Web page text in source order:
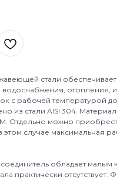
стали
водоснабжения, отопления,
с рабочей температурой до
из стали AISI 304. Материал
Отдельно можно
этом случае максимальная
обладает
практически отсутствует.